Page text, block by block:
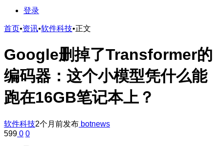
登录
首页•资讯•软件科技•正文
Google删掉了Transformer的
编码器：这个小模型凭什么能
跑在16GB笔记本上？
软件科技2个月前发布 botnews
599 0 0